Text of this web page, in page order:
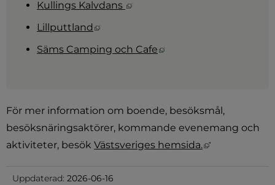
Kullings Kalvdans
Lillputtland
Säms Camping och Cafe
För mer information om boende, besöksmål,
besöksnäringsaktörer, kommande evenemang och
aktiviteter, besök Västsveriges hemsida. Länk till
Uppdaterad: 2026-06-16